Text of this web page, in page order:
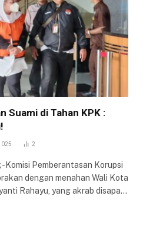
Suami di Tahan KPK :
2
-Komisi Pemberantasan Korupsi
dengan menahan Wali Kota
Rahayu, yang akrab disapa…